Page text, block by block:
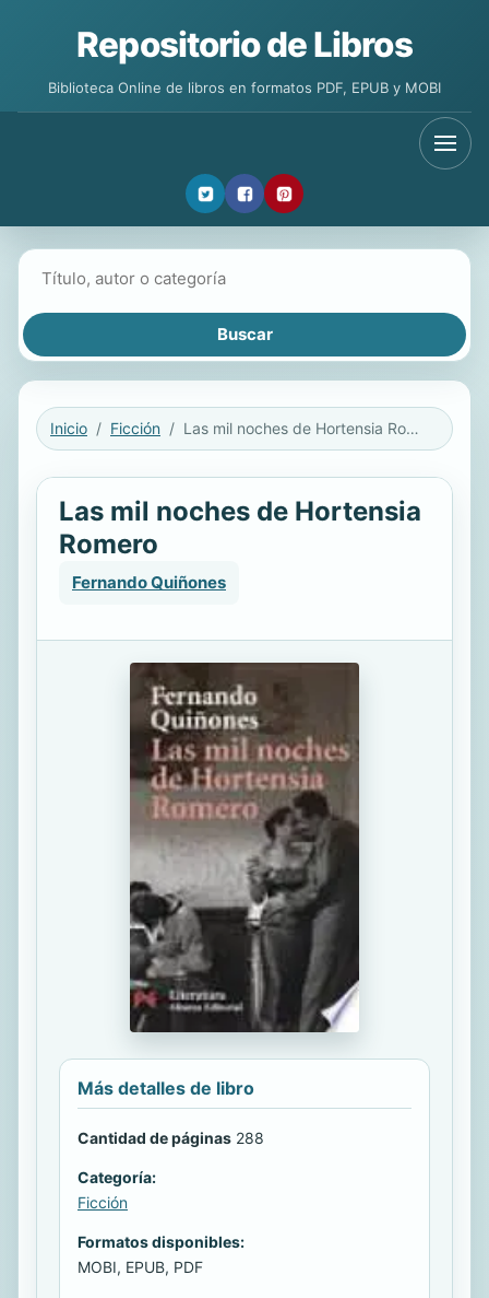
Repositorio de Libros
Biblioteca Online de libros en formatos PDF, EPUB y MOBI
Inicio Ficción Las mil noches de Hortensia Romero
Las mil noches de Hortensia
Romero
Fernando Quiñones
Más detalles de libro
Cantidad de páginas 288
Categoría:
Ficción
Formatos disponibles:
MOBI, EPUB, PDF